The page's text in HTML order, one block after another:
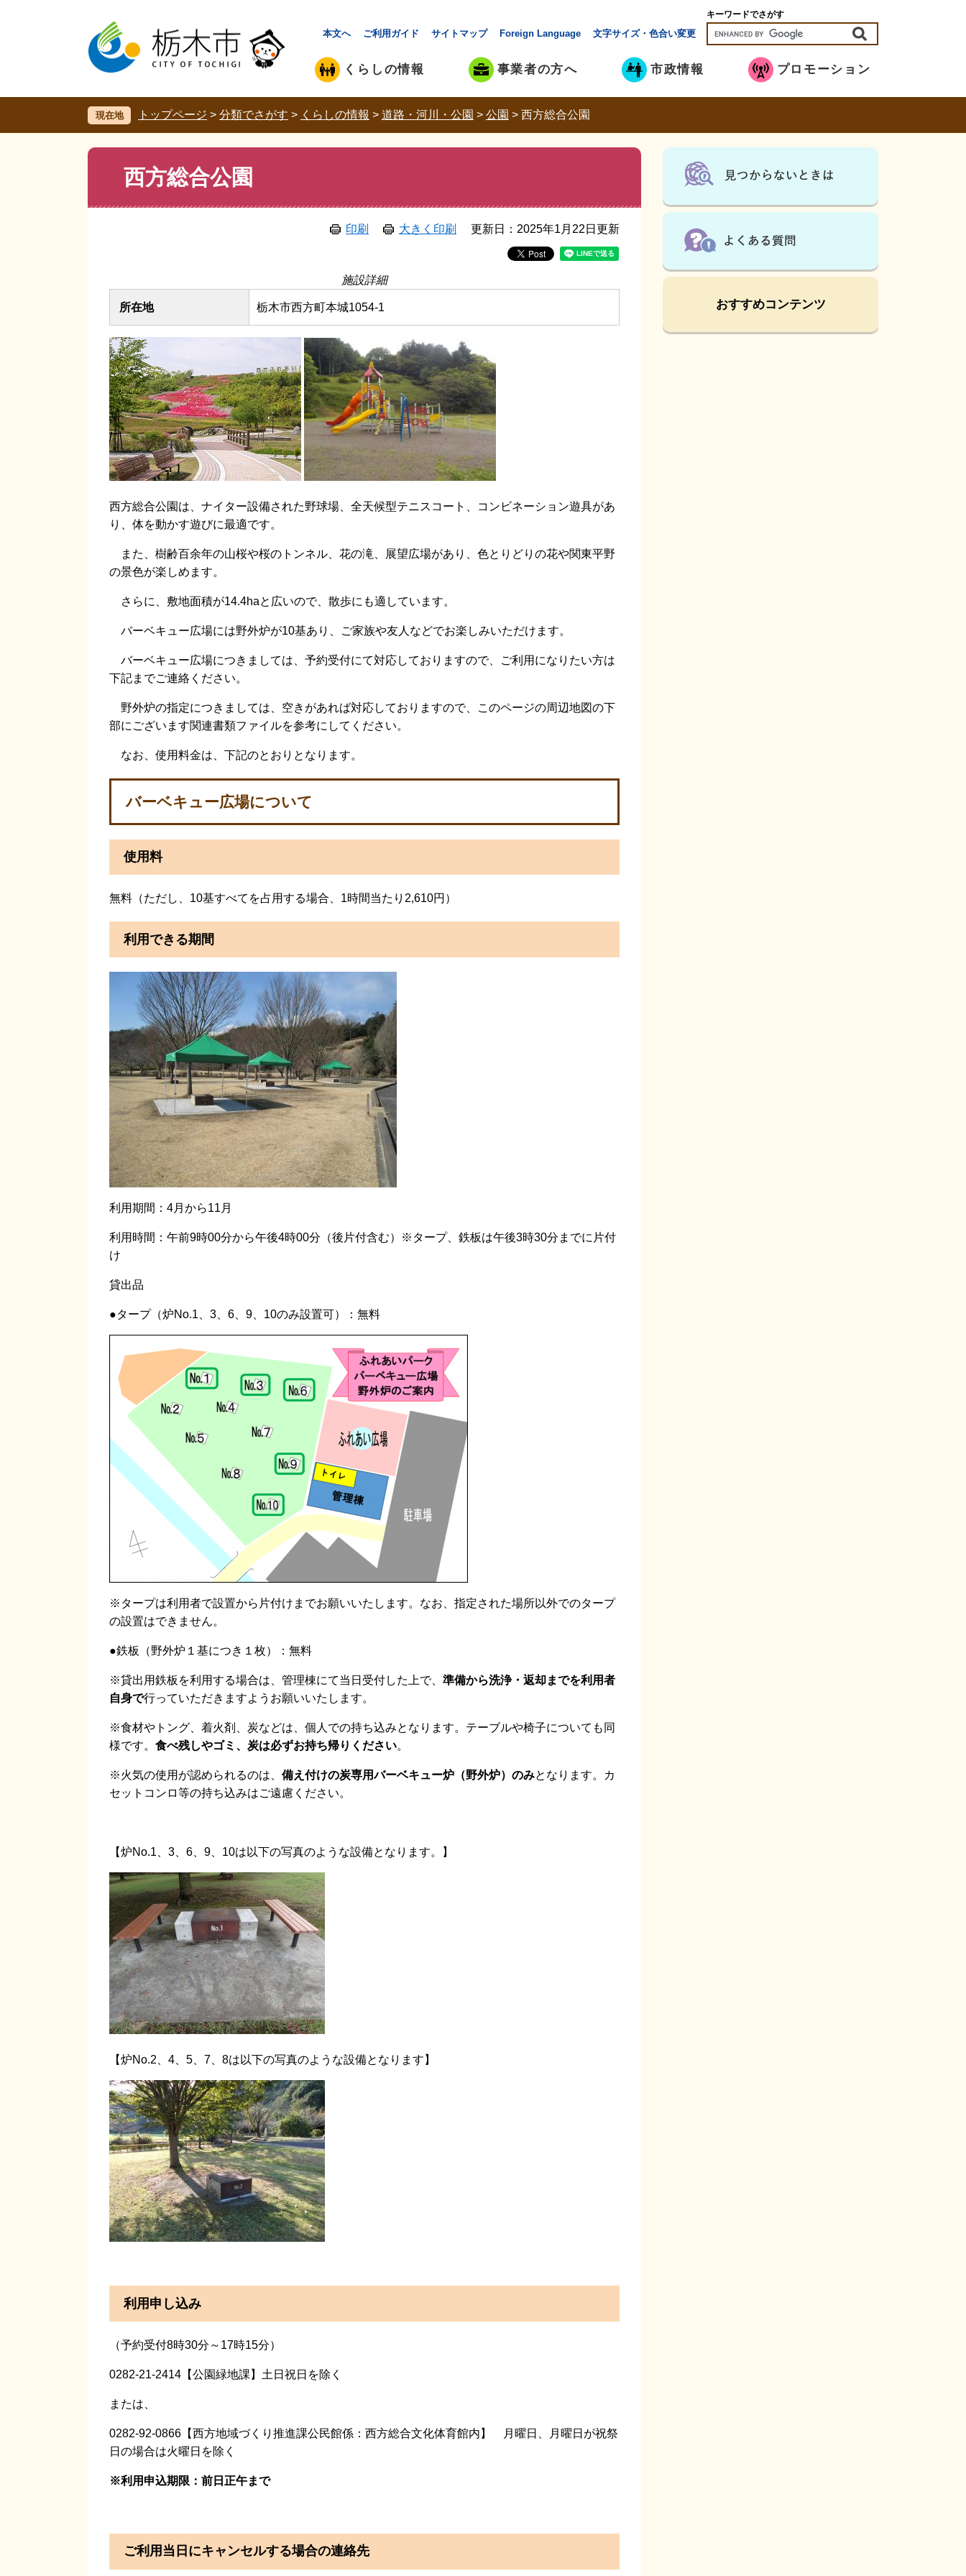
で
ば
本文へ ご利用ガイド サイトマップ Foreign Language 文字サイズ・色合い変更
キーワードでさがす
くらしの情報 事業者の方へ 市政情報 プロモーション
現在地 トップページ > 分類でさがす > くらしの情報 > 道路・河川・公園 > 公園 > 西方総合公園
西方総合公園
印刷 大きく印刷 更新日：2025年1月22日更新
施設詳細
所在地 栃木市西方町本城1054-1
西方総合公園は、ナイター設備された野球場、全天候型テニスコート、コンビネーション遊具があ
り、体を動かす遊びに最適です。
また、樹齢百余年の山桜や桜のトンネル、花の滝、展望広場があり、色とりどりの花や関東平野
の景色が楽しめます。
さらに、敷地面積が14.4haと広いので、散歩にも適しています。
バーベキュー広場には野外炉が10基あり、ご家族や友人などでお楽しみいただけます。
バーベキュー広場につきましては、予約受付にて対応しておりますので、ご利用になりたい方は
下記までご連絡ください。
野外炉の指定につきましては、空きがあれば対応しておりますので、このページの周辺地図の下
部にございます関連書類ファイルを参考にしてください。
なお、使用料金は、下記のとおりとなります。
バーベキュー広場について
使用料
無料（ただし、10基すべてを占用する場合、1時間当たり2,610円）
利用できる期間
利用期間：4月から11月
利用時間：午前9時00分から午後4時00分（後片付含む）※タープ、鉄板は午後3時30分までに片付
け
貸出品
●タープ（炉No.1、3、6、9、10のみ設置可）：無料
※タープは利用者で設置から片付けまでお願いいたします。なお、指定された場所以外でのタープ
の設置はできません。
●鉄板（野外炉１基につき１枚）：無料
※貸出用鉄板を利用する場合は、管理棟にて当日受付した上で、 準備から洗浄・返却までを利用者
自身で行っていただきますようお願いいたします。
※食材やトング、着火剤、炭などは、個人での持ち込みとなります。テーブルや椅子についても同
様です。 食べ残しやゴミ、炭は必ずお持ち帰りください。
※火気の使用が認められるのは、 備え付けの炭専用バーベキュー炉（野外炉）のみとなります。カ
セットコンロ等の持ち込みはご遠慮ください。
【炉No.1、3、6、9、10は以下の写真のような設備となります。】
【炉No.2、4、5、7、8は以下の写真のような設備となります】
利用申し込み
（予約受付8時30分～17時15分）
0282-21-2414【公園緑地課】土日祝日を除く
または、
0282-92-0866【西方地域づくり推進課公民館係：西方総合文化体育館内】 月曜日、月曜日が祝祭
日の場合は火曜日を除く
※利用申込期限：前日正午まで
ご利用当日にキャンセルする場合の連絡先
おすすめコンテンツ